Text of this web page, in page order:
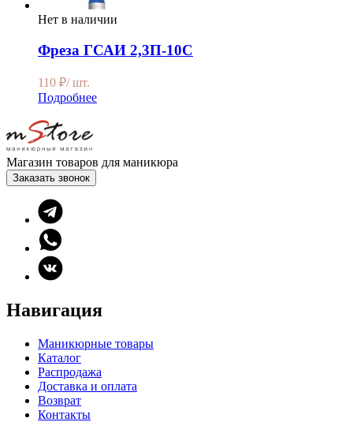
Нет в наличии
Фреза ГСАИ 2,3П-10С
110 ₽/ шт.
Подробнее
Магазин товаров для маникюра
Заказать звонок
Навигация
Маникюрные товары
Каталог
Распродажа
Доставка и оплата
Возврат
Контакты